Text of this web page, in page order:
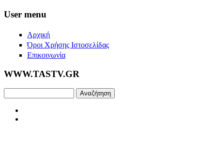
Skip to main content
User menu
Αρχική
Όροι Χρήσης Ιστοσελίδας
Επικοινωνία
WWW.TASTV.GR